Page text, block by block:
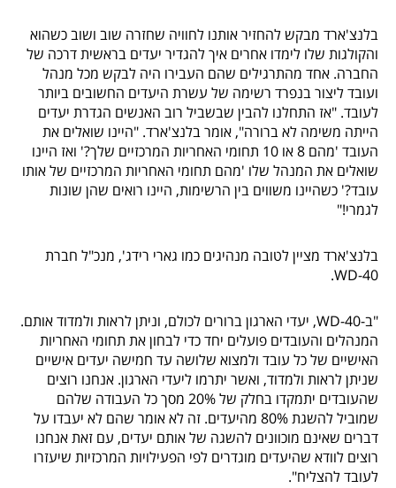
בלנצ'ארד מבקש להחזיר אותנו לחוויה שחזרה שוב ושוב כשהוא
והקולגות שלו לימדו אחרים איך להגדיר יעדים בראשית דרכה של
החברה. אחד מהתרגילים שהם העבירו היה לבקש מכל מנהל
ועובד ליצור בנפרד רשימה של עשרת היעדים החשובים ביותר
לעובד. "אז התחלנו להבין שבשביל רוב האנשים הגדרת יעדים
הייתה משימה לא ברורה", אומר בלנצ'ארד. "היינו שואלים את
העובד 'מהם 8 או 10 תחומי האחריות המרכזיים שלך?' ואז היינו
שואלים את המנהל שלו 'מהם תחומי האחריות המרכזיים של אותו
עובד?' כשהיינו משווים בין הרשימות, היינו רואים שהן שונות
לגמרי!"
בלנצ'ארד מציין לטובה מנהיגים כמו גארי רידג', מנכ"ל חברת
WD-40.
"ב-WD-40, יעדי הארגון ברורים לכולם, וניתן לראות ולמדוד אותם.
המנהלים והעובדים פועלים יחד כדי לבחון את תחומי האחריות
האישיים של כל עובד ולמצוא שלושה עד חמישה יעדים אישיים
שניתן לראות ולמדוד, ואשר יתרמו ליעדי הארגון. אנחנו רוצים
שהעובדים יתמקדו בחלק של 20% מסך כל העבודה שלהם
שמוביל להשגת 80% מהיעדים. זה לא אומר שהם לא יעבדו על
דברים שאינם מוכוונים להשגה של אותם יעדים, עם זאת אנחנו
רוצים לוודא שהיעדים מוגדרים לפי הפעילויות המרכזיות שיעזרו
לעובד להצליח".